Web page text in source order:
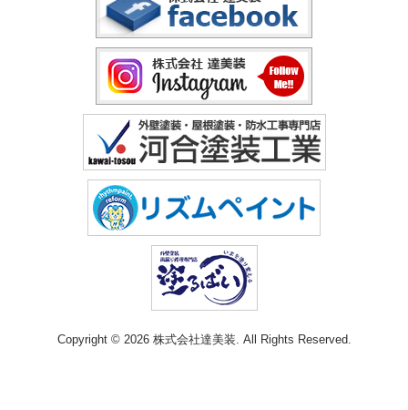
Copyright © 2026 株式会社達美装. All Rights Reserved.